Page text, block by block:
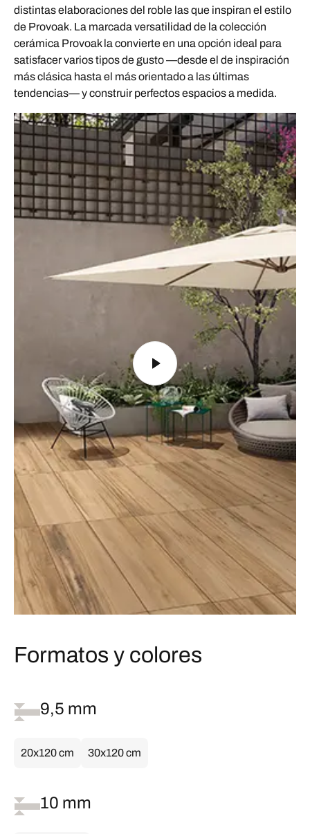
distintas elaboraciones del roble las que inspiran el estilo
de Provoak. La marcada versatilidad de la colección
cerámica Provoak la convierte en una opción ideal para
satisfacer varios tipos de gusto —desde el de inspiración
más clásica hasta el más orientado a las últimas
tendencias— y construir perfectos espacios a medida.
Formatos y colores
9,5 mm
20x120 cm 30x120 cm
10 mm